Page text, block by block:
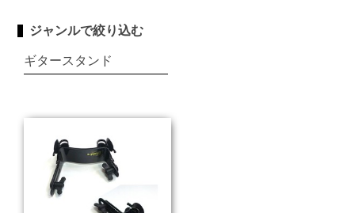
ジャンルで絞り込む
ギタースタンド